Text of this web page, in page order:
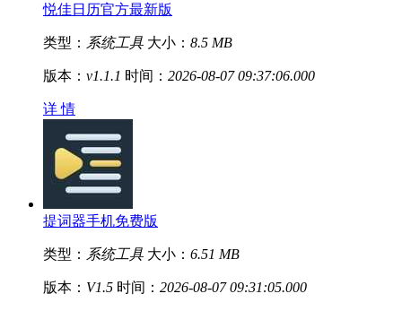
悦佳日历官方最新版
类型： 系统工具 大小： 8.5 MB
版本： v1.1.1 时间： 2026-08-07 09:37:06.000
详 情
提词器手机免费版
类型： 系统工具 大小： 6.51 MB
版本： V1.5 时间： 2026-08-07 09:31:05.000